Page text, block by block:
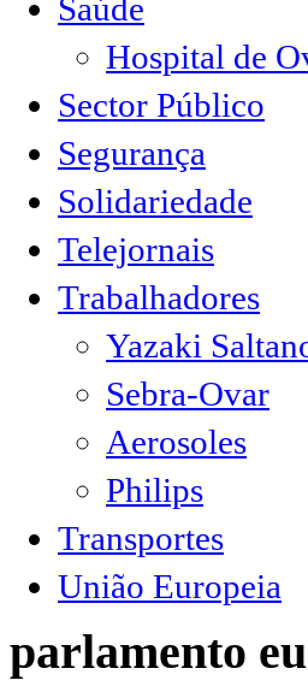
Saúde
Hospital de
Sector Público
Segurança
Solidariedade
Telejornais
Trabalhadores
Yazaki
Sebra-Ovar
Aerosoles
Philips
Transportes
União Europeia
parlamento